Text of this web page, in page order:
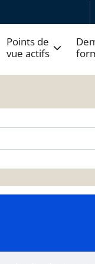
Points de
vue actifs